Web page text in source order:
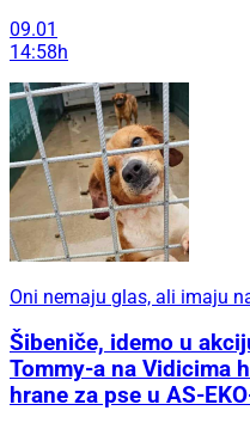
09.01
14:58h
Oni nemaju glas, ali imaju
Šibeniče, idemo u
Tommy-a na Vidicima
hrane za pse u AS-